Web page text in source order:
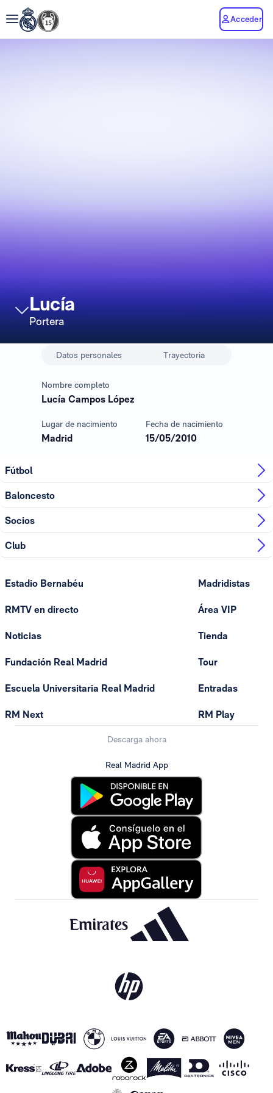
Acceder
Lucía
Portera
Datos personales Trayectoria
Nombre completo
Lucía Campos López
Lugar de nacimiento
Madrid
Fecha de nacimiento
15/05/2010
Fútbol
Baloncesto
Socios
Club
Estadio Bernabéu
RMTV en directo
Noticias
Fundación Real Madrid
Escuela Universitaria Real Madrid
RM Next
Madridistas
Área VIP
Tienda
Tour
Entradas
RM Play
Descarga ahora
Real Madrid App